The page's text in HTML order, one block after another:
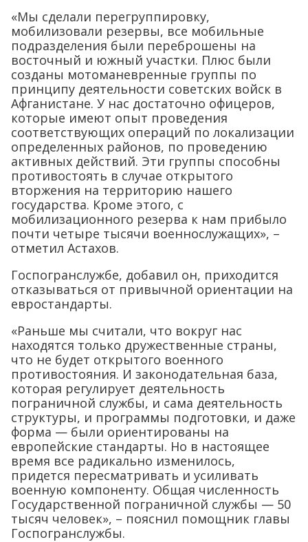
«Мы сделали перегруппировку,
мобилизовали резервы, все мобильные
подразделения были переброшены на
восточный и южный участки. Плюс были
созданы мотоманевренные группы по
принципу деятельности советских войск в
Афганистане. У нас достаточно офицеров,
которые имеют опыт проведения
соответствующих операций по локализации
определенных районов, по проведению
активных действий. Эти группы способны
противостоять в случае открытого
вторжения на территорию нашего
государства. Кроме этого, с
мобилизационного резерва к нам прибыло
почти четыре тысячи военнослужащих», –
отметил Астахов.
Госпогранслужбе, добавил он, приходится
отказываться от привычной ориентации на
евростандарты.
«Раньше мы считали, что вокруг нас
находятся только дружественные страны,
что не будет открытого военного
противостояния. И законодательная база,
которая регулирует деятельность
пограничной службы, и сама деятельность
структуры, и программы подготовки, и даже
форма — были ориентированы на
европейские стандарты. Но в настоящее
время все радикально изменилось,
придется пересматривать и усиливать
военную компоненту. Общая численность
Государственной пограничной службы — 50
тысяч человек», – пояснил помощник главы
Госпогранслужбы.